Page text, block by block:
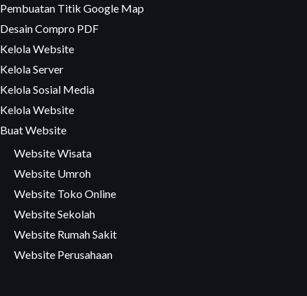
Pembuatan Titik Google Map
Desain Compro PDF
Kelola Website
Kelola Server
Kelola Sosial Media
Kelola Website
Buat Website
Website Wisata
Website Umroh
Website Toko Online
Website Sekolah
Website Rumah Sakit
Website Perusahaan